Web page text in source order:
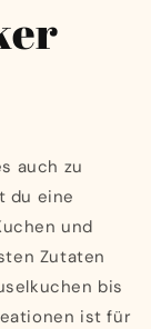
auch zu
du eine
und
Zutaten
bis
ist für